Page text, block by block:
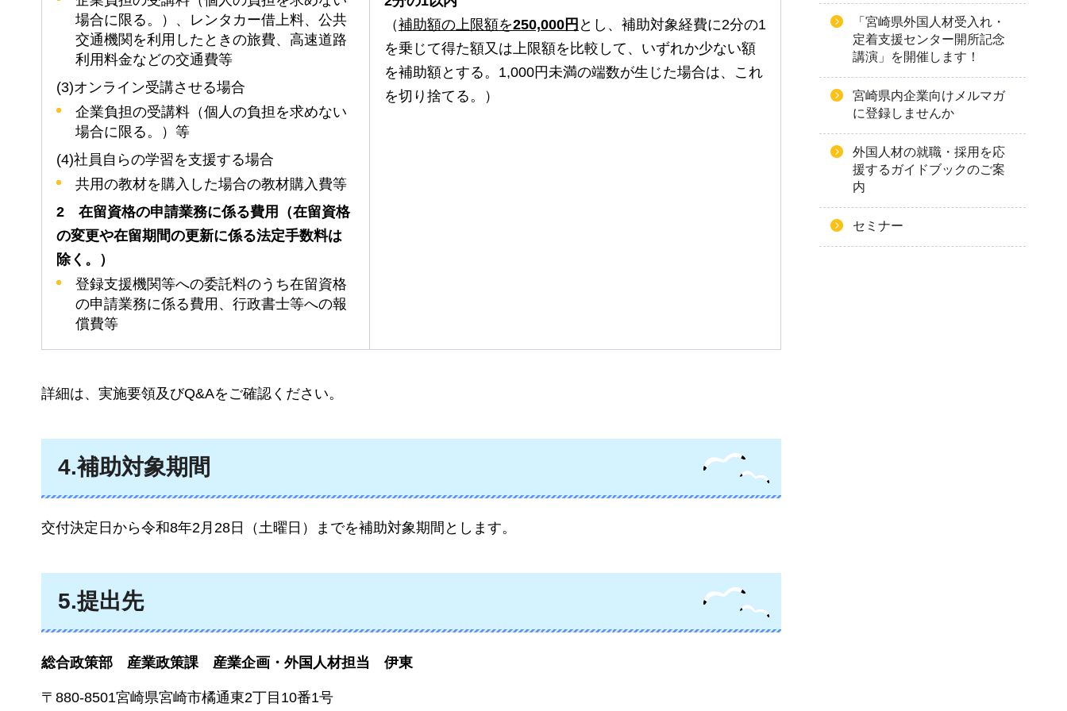
場合に限る。）、レンタカー借上料、公共
交通機関を利用したときの旅費、高速道路
利用料金などの交通費等
(3)オンライン受講させる場合
企業負担の受講料（個人の負担を求めない
場合に限る。）等
(4)社員自らの学習を支援する場合
共用の教材を購入した場合の教材購入費等
2
在留資格の申請業務に係る費用（在留資格
の変更や在留期間の更新に係る法定手数料は
除く。）
登録支援機関等への委託料のうち在留資格
の申請業務に係る費用、行政書士等への報
償費等
（補助額の上限額を250,000円 とし、補助対象経費に2分の1
を乗じて得た額又は上限額を比較して、いずれか少ない額
を補助額とする。1,000円未満の端数が生じた場合は、これ
を切り捨てる。）
詳細は、実施要領及びQ&Aをご確認ください。
4.補助対象期間
交付決定日から令和8年2月28日（土曜日）までを補助対象期間とします。
5.提出先
総合政策部 産業政策課 産業企画・外国人材担当 伊東
〒880-8501宮崎県宮崎市橘通東2丁目10番1号
「宮崎県外国人材受入れ・
定着支援センター開所記念
講演」を開催します！
宮崎県内企業向けメルマガ
に登録しませんか
外国人材の就職・採用を応
援するガイドブックのご案
内
セミナー